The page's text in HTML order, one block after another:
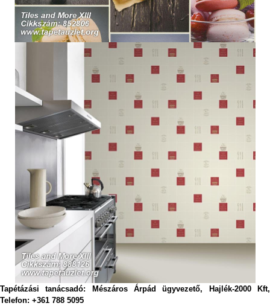
Tapétázási tanácsadó: Mészáros Árpád ügyvezető, Hajlék-2000 Kft,
Telefon: +361 788 5095